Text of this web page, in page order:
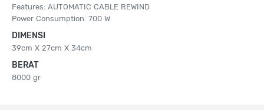
Features: AUTOMATIC CABLE REWIND
Power Consumption: 700 W
DIMENSI
39cm X 27cm X 34cm
BERAT
8000 gr